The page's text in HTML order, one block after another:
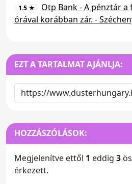
1.5 ★
Otp Bank - A pénztár
órával korábban zár. -
EZT A TARTALMAT AJÁNLJA:
HOZZÁSZÓLÁSOK:
Megjelenítve ettől 1 eddig 3
érkezett.